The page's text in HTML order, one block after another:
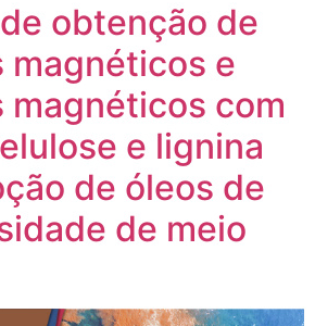
obtenção de
magnéticos e
magnéticos com
e lignina
de óleos de
de meio